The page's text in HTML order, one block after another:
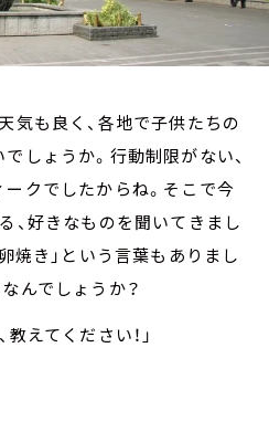
気も良く、各地で子供たちの
しょうか。行動制限がない、
クでしたからね。そこで今
、好きなものを聞いてきまし
焼き」という言葉もありまし
んでしょうか？
えてください！」